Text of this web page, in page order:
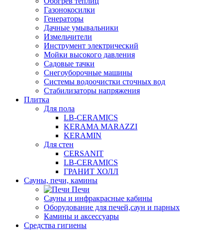
Газонокосилки
Генераторы
Дачные умывальники
Измельчители
Инструмент электрический
Мойки высокого давления
Садовые тачки
Снегоуборочные машины
Системы водоочистки сточных вод
Стабилизаторы напряжения
Плитка
Для пола
LB-CERAMICS
KERAMA MARAZZI
KERAMIN
Для стен
CERSANIT
LB-CERAMICS
ГРАНИТ ХОЛЛ
Сауны, печи, камины
Печи
Сауны и инфракрасные кабины
Оборудование для печей,саун и парных
Камины и аксессуары
Средства гигиены